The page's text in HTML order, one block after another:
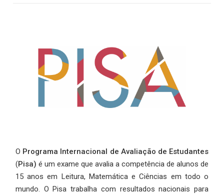
O Programa Internacional de Avaliação de Estudantes
(Pisa) é um exame que avalia a competência de alunos de
15 anos em Leitura, Matemática e Ciências em todo o
mundo. O Pisa trabalha com resultados nacionais para